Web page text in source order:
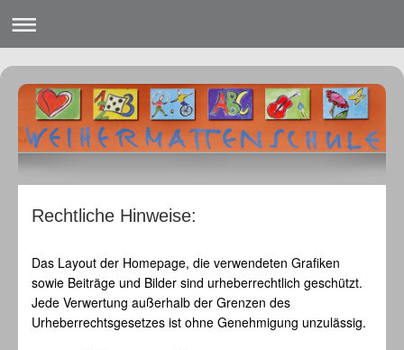
Rechtliche Hinweise:
Das Layout der Homepage, die verwendeten Grafiken
sowie Beiträge und Bilder sind urheberrechtlich geschützt.
Jede Verwertung außerhalb der Grenzen des
Urheberrechtsgesetzes ist ohne Genehmigung unzulässig.